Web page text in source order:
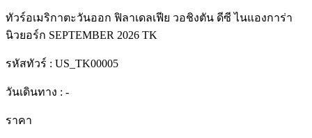
ทัวร์อเมริกาตะวันออก ฟิลาเดลเฟีย วอชิงตัน ดีซี ไนแองการ่า
นิวยอร์ก SEPTEMBER 2026 TK
รหัสทัวร์ : US_TK00005
วันเดินทาง : -
ราคา